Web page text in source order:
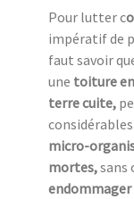
Pour lutter c
impératif de
faut savoir
une toiture
terre cuite,
micro-
mortes,sans
endommager